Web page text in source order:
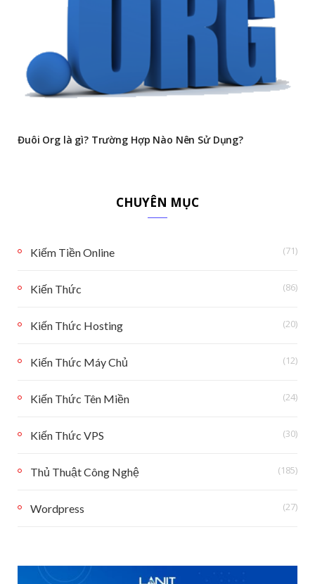
Đuôi Org là gì? Trường Hợp Nào Nên Sử Dụng?
CHUYÊN MỤC
Kiếm Tiền Online (71)
Kiến Thức (86)
Kiến Thức Hosting (20)
Kiến Thức Máy Chủ (12)
Kiến Thức Tên Miền (24)
Kiến Thức VPS (30)
Thủ Thuật Công Nghệ (185)
Wordpress (27)